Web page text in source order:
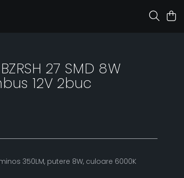
27 SMD 8W
12V 2buc
350LM, putere 8W, culoare 6000K